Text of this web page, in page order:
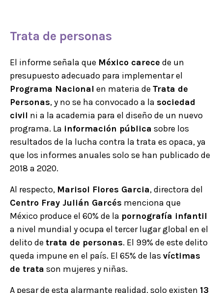
Trata de personas
El informe señala que México carece de un
presupuesto adecuado para implementar el
Programa Nacional en materia de Trata de
Personas, y no se ha convocado a la sociedad
civil ni a la academia para el diseño de un nuevo
programa. La información pública sobre los
resultados de la lucha contra la trata es opaca, ya
que los informes anuales solo se han publicado de
2018 a 2020.
Al respecto, Marisol Flores Garcia, directora del
Centro Fray Julián Garcés menciona que
México produce el 60% de la pornografía infantil
a nivel mundial y ocupa el tercer lugar global en el
delito de trata de personas. El 99% de este delito
queda impune en el país. El 65% de las víctimas
de trata son mujeres y niñas.
A pesar de esta alarmante realidad, solo existen 13